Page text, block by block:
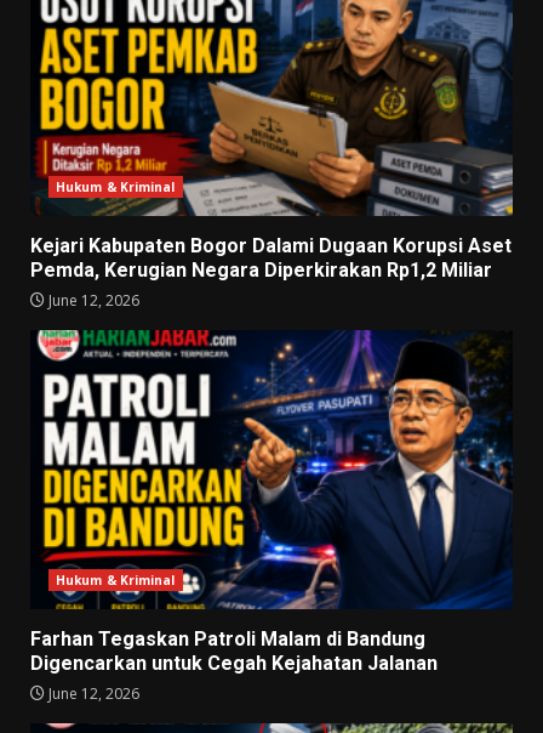
Hukum & Kriminal
Kejari Kabupaten Bogor Dalami Dugaan Korupsi Aset
Pemda, Kerugian Negara Diperkirakan Rp1,2 Miliar
June 12, 2026
Hukum & Kriminal
Farhan Tegaskan Patroli Malam di Bandung
Digencarkan untuk Cegah Kejahatan Jalanan
June 12, 2026